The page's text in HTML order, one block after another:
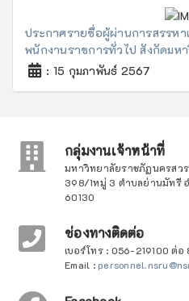
ประกาศรายชื่อผู้ผ่านการสรรหา
พนักงานราชการทั่วไป สังกัดมห
: 15 กุมภาพันธ์ 2567
กลุ่มงานเจ้าหน้าที่
มหาวิทยาลัยราชภัฏนครสว
398/1หมู่ 3 ตำบลย่านมัทรี
60130
ช่องทางติดต่อ
เบอร์โทร : 056-219100 ต่อ
Email :